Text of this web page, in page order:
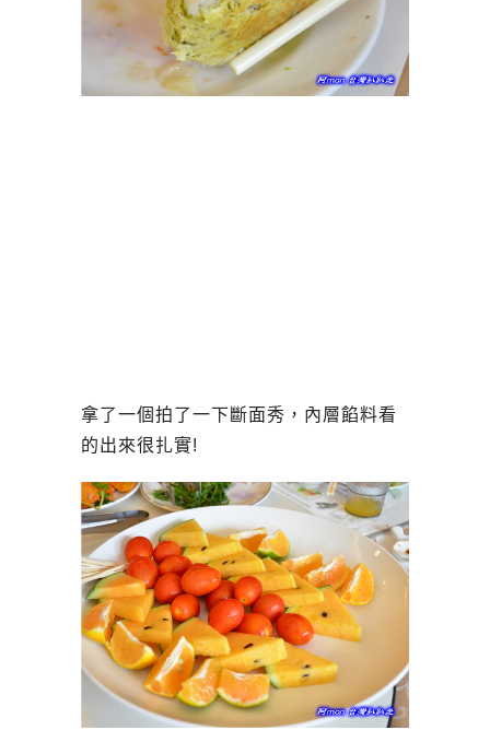
拿了一個拍了一下斷面秀，內層餡料看
的出來很扎實!